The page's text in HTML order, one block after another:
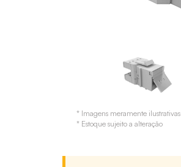
* Imagens meramente ilustrativas
* Estoque sujeito a alteração